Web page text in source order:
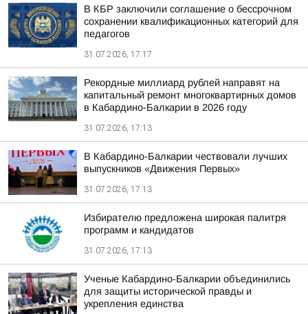
В КБР заключили соглашение о бессрочном
сохранении квалификационных категорий для
педагогов
31.07.2026, 17:17
Рекордные миллиард рублей направят на
капитальный ремонт многоквартирных домов
в Кабардино-Балкарии в 2026 году
31.07.2026, 17:13
В Кабардино-Балкарии чествовали лучших
выпускников «Движения Первых»
31.07.2026, 17:13
Избирателю предложена широкая палитря
программ и кандидатов
31.07.2026, 17:13
Ученые Кабардино-Балкарии объединились
для защиты исторической правды и
укрепления единства